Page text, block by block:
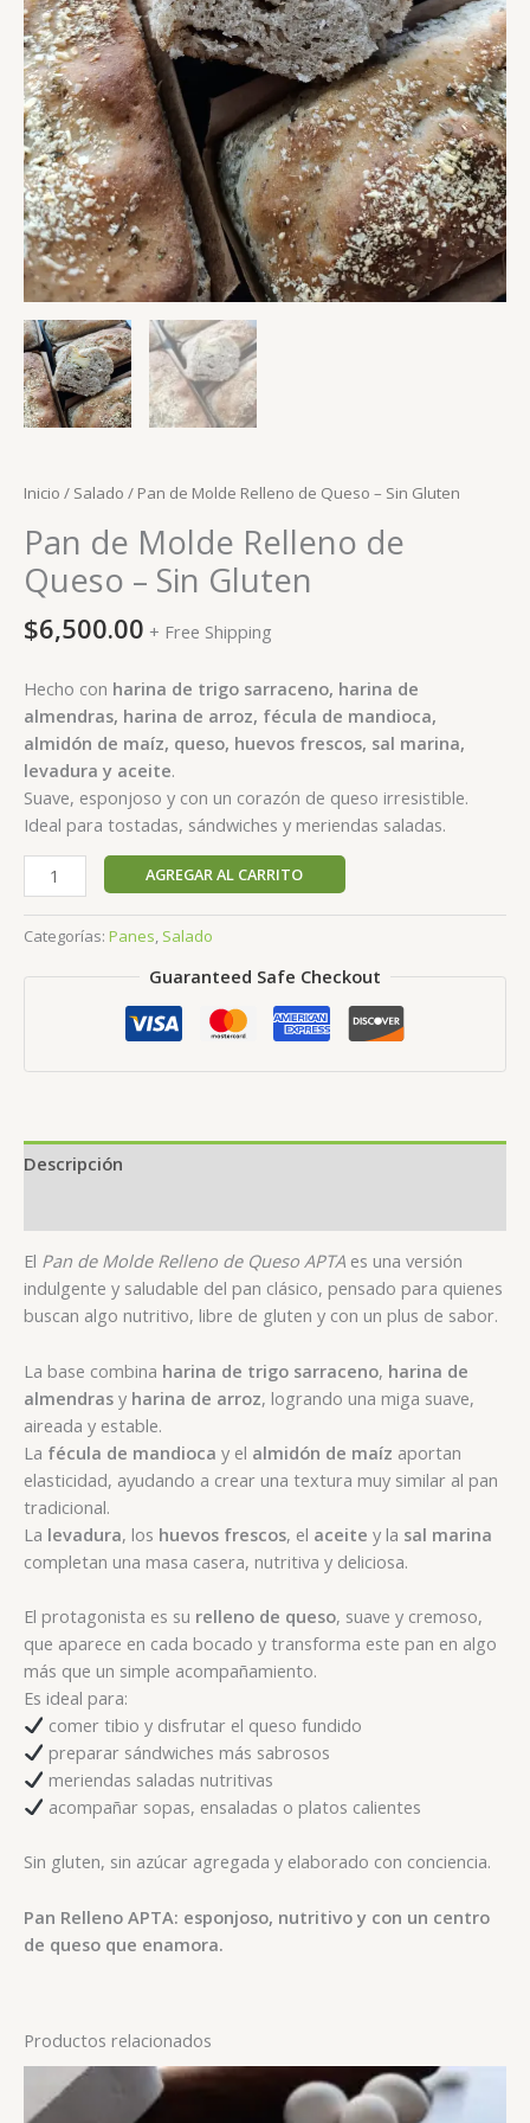
Inicio / Salado / Pan de Molde Relleno de Queso – Sin Gluten
Pan de Molde Relleno de
Queso – Sin Gluten
$6,500.00 + Free Shipping
Hecho con harina de trigo sarraceno, harina de
almendras, harina de arroz, fécula de mandioca,
almidón de maíz, queso, huevos frescos, sal marina,
levadura y aceite.
Suave, esponjoso y con un corazón de queso irresistible.
Ideal para tostadas, sándwiches y meriendas saladas.
Pan
de
Molde
Relleno
de
AGREGAR AL CARRITO
Categorías: Panes, Salado
Guaranteed Safe Checkout
Descripción
El Pan de Molde Relleno de Queso APTA es una versión
indulgente y saludable del pan clásico, pensado para quienes
buscan algo nutritivo, libre de gluten y con un plus de sabor.
La base combina harina de trigo sarraceno, harina de
almendras y harina de arroz, logrando una miga suave,
aireada y estable.
La fécula de mandioca y el almidón de maíz aportan
elasticidad, ayudando a crear una textura muy similar al pan
tradicional.
La levadura, los huevos frescos, el aceite y la sal marina
completan una masa casera, nutritiva y deliciosa.
El protagonista es su relleno de queso, suave y cremoso,
que aparece en cada bocado y transforma este pan en algo
más que un simple acompañamiento.
Es ideal para:
comer tibio y disfrutar el queso fundido
preparar sándwiches más sabrosos
meriendas saladas nutritivas
acompañar sopas, ensaladas o platos calientes
Sin gluten, sin azúcar agregada y elaborado con conciencia.
Pan Relleno APTA: esponjoso, nutritivo y con un centro
de queso que enamora.
Productos relacionados